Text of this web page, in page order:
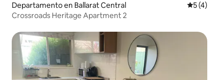
Departamento en Ballarat Central
5 (4)
Crossroads Heritage Apartment 2